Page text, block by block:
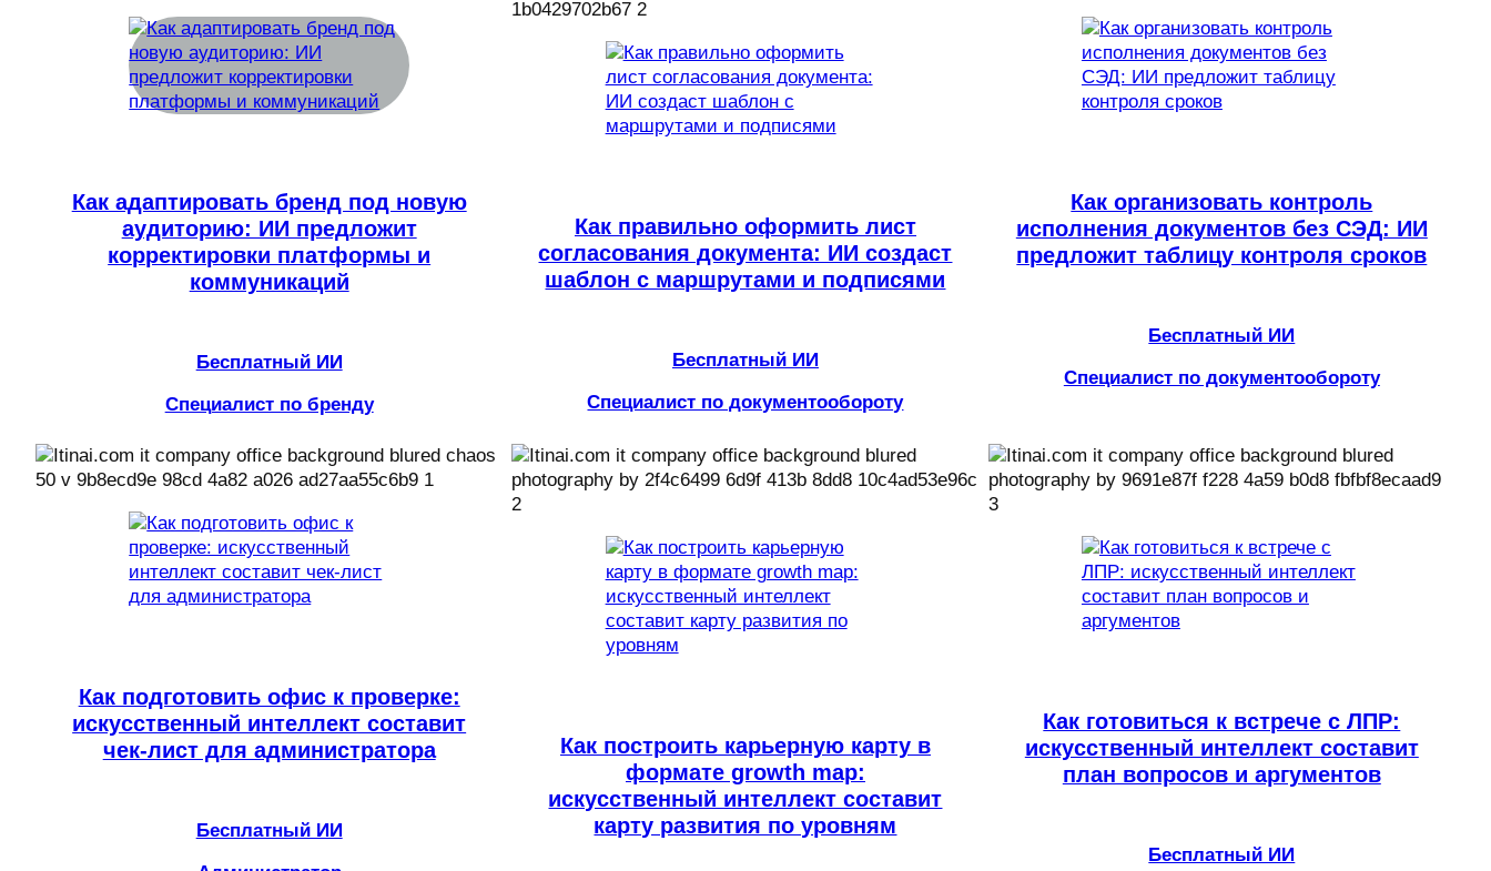
Как адаптировать бренд под новую
аудиторию: ИИ предложит
корректировки платформы и
коммуникаций
Бесплатный ИИ
Специалист по бренду
Как правильно оформить лист
согласования документа: ИИ создаст
шаблон с маршрутами и подписями
Бесплатный ИИ
Специалист по документообороту
Как организовать контроль
исполнения документов без СЭД: ИИ
предложит таблицу контроля сроков
Бесплатный ИИ
Специалист по документообороту
Как подготовить офис к проверке:
искусственный интеллект составит
чек-лист для администратора
Бесплатный ИИ
Как построить карьерную карту в
формате growth map:
искусственный интеллект составит
карту развития по уровням
Как готовиться к встрече с ЛПР:
искусственный интеллект составит
план вопросов и аргументов
Бесплатный ИИ